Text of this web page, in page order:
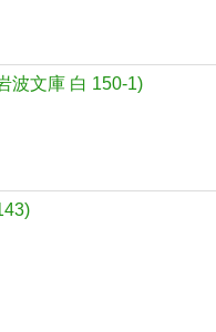
波文庫 白 150-1)